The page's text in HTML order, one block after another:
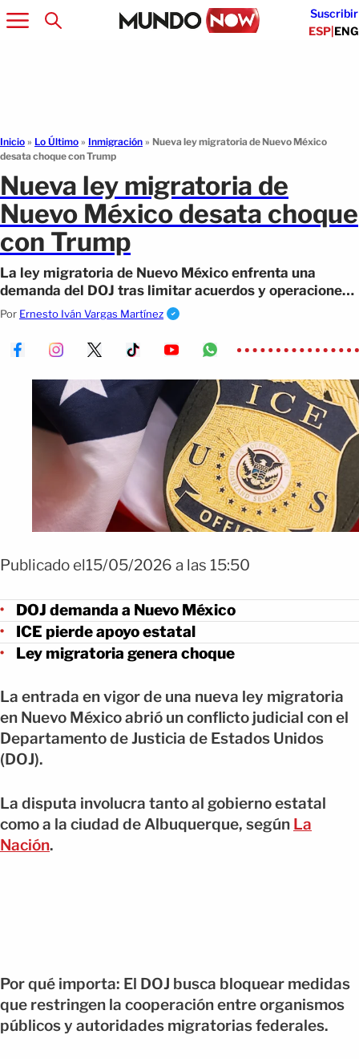
Suscribir
ESP|ENG
Inicio » Lo Último » Inmigración » Nueva ley migratoria de Nuevo México
desata choque con Trump
Nueva ley migratoria de
Nuevo México desata choque
con Trump
La ley migratoria de Nuevo México enfrenta una
demanda del DOJ tras limitar acuerdos y operaciones
de ICE en espacios públicos del estado.
Por Ernesto Iván Vargas Martínez
Publicado el15/05/2026 a las 15:50
DOJ demanda a Nuevo México
ICE pierde apoyo estatal
Ley migratoria genera choque
La entrada en vigor de una nueva ley migratoria
en Nuevo México abrió un conflicto judicial con el
Departamento de Justicia de Estados Unidos
(DOJ).
La disputa involucra tanto al gobierno estatal
como a la ciudad de Albuquerque, según La
Nación.
Por qué importa: El DOJ busca bloquear medidas
que restringen la cooperación entre organismos
públicos y autoridades migratorias federales.